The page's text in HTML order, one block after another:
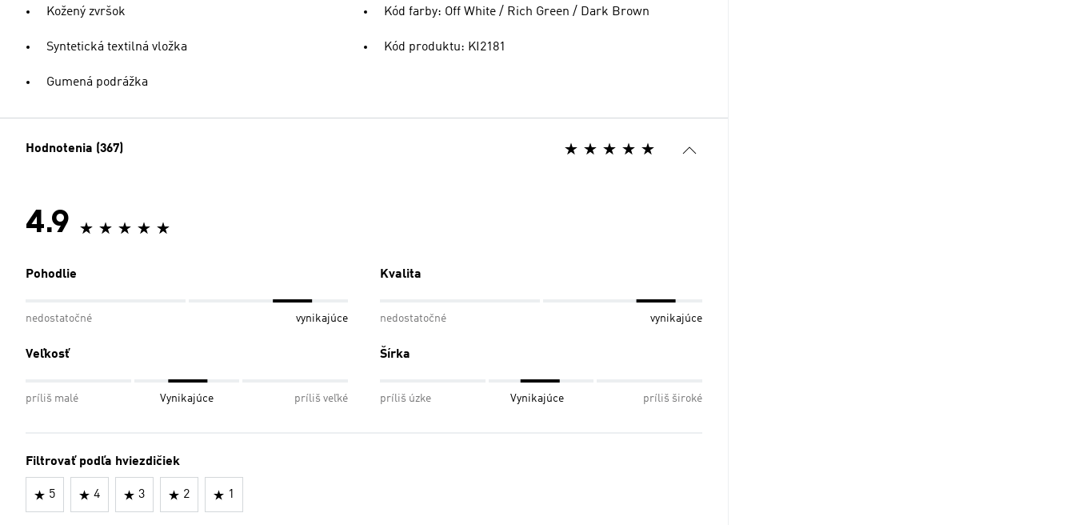
Kožený zvršok
Syntetická textilná vložka
Gumená podrážka
Kód farby: Off White / Rich Green / Dark Brown
Kód produktu: KI2181
Hodnotenia (367)
4.9
Pohodlie
nedostatočné vynikajúce
Kvalita
nedostatočné vynikajúce
Veľkosť
príliš malé Vynikajúce príliš veľké
Šírka
príliš úzke Vynikajúce príliš široké
Filtrovať podľa hviezdičiek
5 4 3 2 1